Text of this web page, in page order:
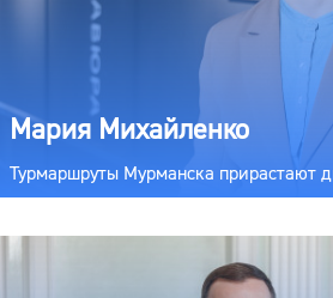
Мария Михайленко
Турмаршруты Мурманска прирастают